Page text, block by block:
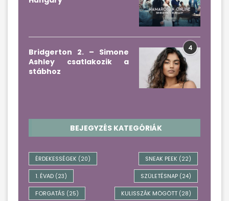
4
Bridgerton 2. – Simone
Ashley csatlakozik a
stábhoz
BEJEGYZÉS KATEGÓRIÁK
ÉRDEKESSÉGEK (20) SNEAK PEEK (22)
1. ÉVAD (23) SZÜLETÉSNAP (24)
FORGATÁS (25) KULISSZÁK MÖGÖTT (28)